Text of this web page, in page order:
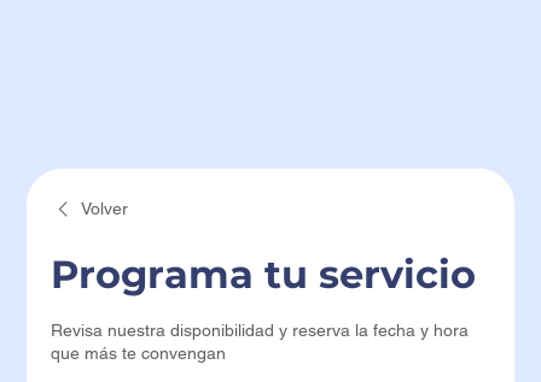
Volver
Programa tu servicio
Revisa nuestra disponibilidad y reserva la fecha y hora
que más te convengan